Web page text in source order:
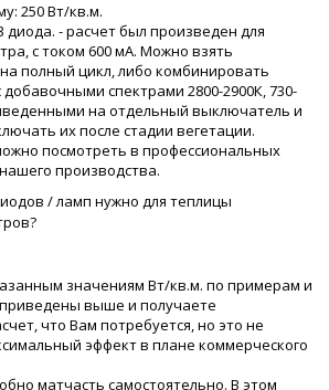
250 Вт/кв.м.
диода. - расчет был произведен для
с током 600 мА. Можно взять
полный цикл, либо комбинировать
добавочными спектрами 2800-2900К, 730-
на отдельный выключатель и
их после стадии вегетации.
посмотреть в профессиональных
производства.
/ ламп нужно для теплицы
значениям Вт/кв.м. по примерам и
выше и получаете
что Вам потребуется, но это не
эффект в плане коммерческого
матчасть самостоятельно. В этом